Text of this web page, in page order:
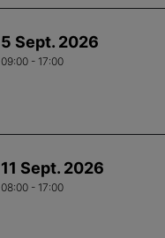
5 Sept. 2026
09:00 - 17:00
11 Sept. 2026
08:00 - 17:00